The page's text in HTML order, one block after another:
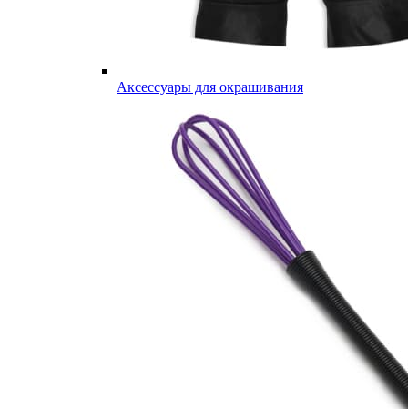
Аксессуары для окрашивания